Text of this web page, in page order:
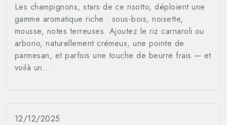
Les champignons, stars de ce risotto, déploient une
gamme aromatique riche : sous-bois, noisette,
mousse, notes terreuses. Ajoutez le riz carnaroli ou
arborio, naturellement crémeux, une pointe de
parmesan, et parfois une touche de beurre frais — et
voilà un...
12/12/2025